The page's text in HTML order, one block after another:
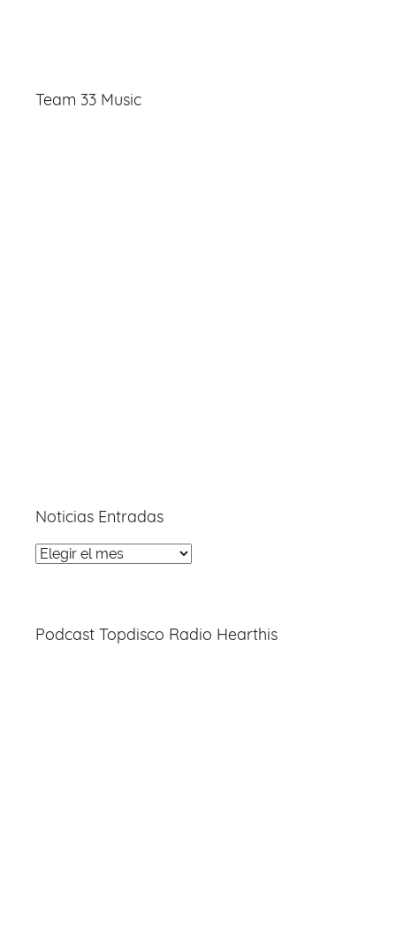
Team 33 Music
Noticias Entradas
Noticias
Podcast Topdisco Radio Hearthis